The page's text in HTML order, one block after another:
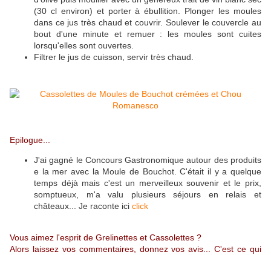
(30 cl environ) et porter à ébullition. Plonger les moules
dans ce jus très chaud et couvrir. Soulever le couvercle au
bout d'une minute et remuer : les moules sont cuites
lorsqu'elles sont ouvertes.
Filtrer le jus de cuisson, servir très chaud.
Epilogue...
J'ai gagné le Concours Gastronomique autour des produits
e la mer avec la Moule de Bouchot. C'était il y a quelque
temps déjà mais c'est un merveilleux souvenir et le prix,
somptueux, m'a valu plusieurs séjours en relais et
châteaux... Je raconte ici click
Vous aimez l'esprit de Grelinettes et Cassolettes ?
Alors laissez vos commentaires, donnez vos avis... C'est ce qui